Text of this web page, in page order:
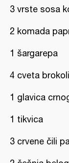
3 vrste sosa
2 komada
1 šargarepa
4 cveta brokoli
1 glavica
1 tikvica
3 crvene čili